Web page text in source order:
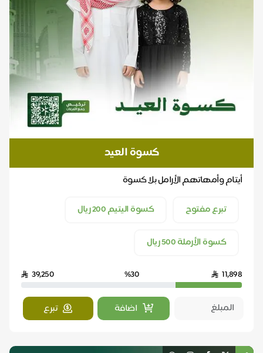
كسوة العيد
أيتام وأمهاتهم الأرامل بلا كسوة
تبرع مفتوح
كسوة اليتيم 200 ريال
كسوة الأرملة 500 ريال
11,898
%30
39,250
اضافة تبرع